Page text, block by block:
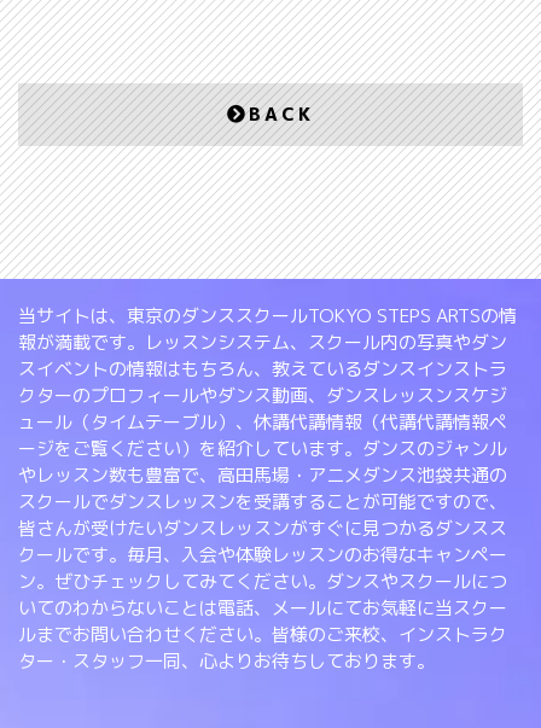
BACK
当サイトは、東京のダンススクールTOKYO STEPS ARTSの情
報が満載です。レッスンシステム、スクール内の写真やダン
スイベントの情報はもちろん、教えているダンスインストラ
クターのプロフィールやダンス動画、ダンスレッスンスケジ
ュール（タイムテーブル）、休講代講情報（代講代講情報ペ
ージをご覧ください）を紹介しています。ダンスのジャンル
やレッスン数も豊富で、高田馬場・アニメダンス池袋共通の
スクールでダンスレッスンを受講することが可能ですので、
皆さんが受けたいダンスレッスンがすぐに見つかるダンスス
クールです。毎月、入会や体験レッスンのお得なキャンペー
ン。ぜひチェックしてみてください。ダンスやスクールにつ
いてのわからないことは電話、メールにてお気軽に当スクー
ルまでお問い合わせください。皆様のご来校、インストラク
ター・スタッフ一同、心よりお待ちしております。